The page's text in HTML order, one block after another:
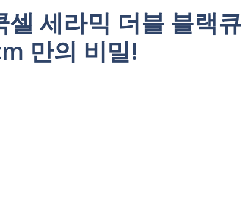
셀 세라믹 더블 블랙큐
만의 비밀!